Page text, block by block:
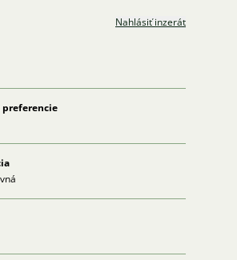
Nahlásiť inzerát
preferencie